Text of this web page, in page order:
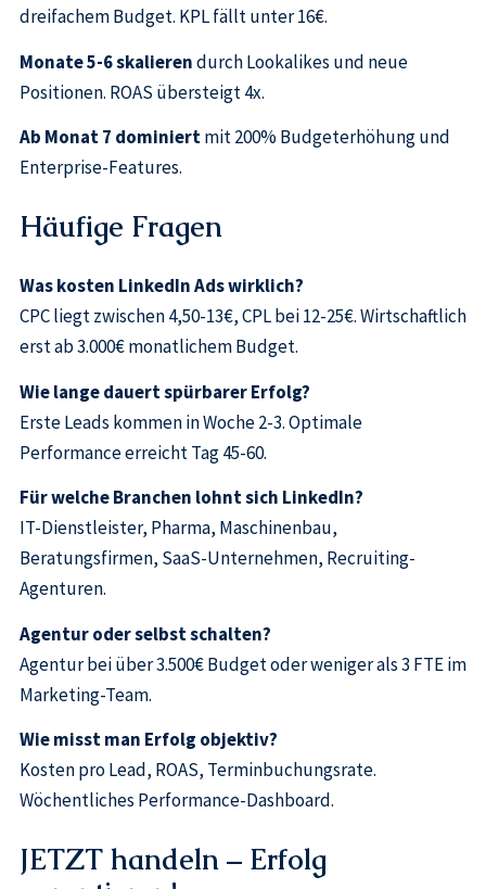
dreifachem Budget. KPL fällt unter 16€.
Monate 5-6 skalierendurch Lookalikes und neue
Positionen. ROAS übersteigt 4x.
Ab Monat 7 dominiertmit 200% Budgeterhöhung und
Enterprise-Features.
Häufige Fragen
Was kosten LinkedIn Ads wirklich?
CPC liegt zwischen 4,50-13€, CPL bei 12-25€. Wirtschaftlich
erst ab 3.000€ monatlichem Budget.
Wie lange dauert spürbarer Erfolg?
Erste Leads kommen in Woche 2-3. Optimale
Performance erreicht Tag 45-60.
Für welche Branchen lohnt sich LinkedIn?
IT-Dienstleister, Pharma, Maschinenbau,
Beratungsfirmen, SaaS-Unternehmen, Recruiting-
Agenturen.
Agentur oder selbst schalten?
Agentur bei über 3.500€ Budget oder weniger als 3 FTE im
Marketing-Team.
Wie misst man Erfolg objektiv?
Kosten pro Lead, ROAS, Terminbuchungsrate.
Wöchentliches Performance-Dashboard.
JETZT handeln – Erfolg